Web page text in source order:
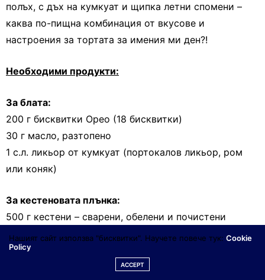
полъх, с дъх на кумкуат и щипка летни спомени –
каква по-пищна комбинация от вкусове и
настроения за тортата за имения ми ден?!
Необходими продукти:
За блата:
200 г бисквитки Орео (18 бисквитки)
30 г масло, разтопено
1 с.л. ликьор от кумкуат (портокалов ликьор, ром
или коняк)
За кестеновата плънка:
500 г кестени – сварени, обелени и почистени
60 мл течна сметана
30 г масло
1 ч.л. чист екстракт от ванилия
Нашият сайт използва "бисквитки". Научете повече тук: Cookie
Policy
ACCEPT